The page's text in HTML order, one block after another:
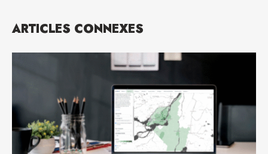
ARTICLES CONNEXES